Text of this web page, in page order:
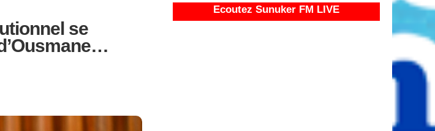
se
Ecoutez Sunuker FM LIVE